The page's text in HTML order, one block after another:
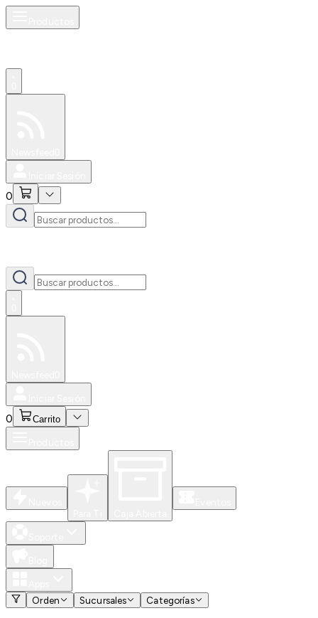
0
0 Carrito
Orden
Sucursales Categorías